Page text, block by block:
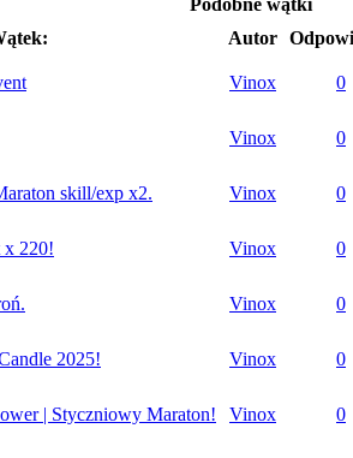
Podobne wątki
Autor
Vinox 0
Vinox 0
skill/exp x2. Vinox 0
x 220! Vinox 0
Vinox 0
2025! Vinox 0
| Styczniowy Maraton! Vinox 0